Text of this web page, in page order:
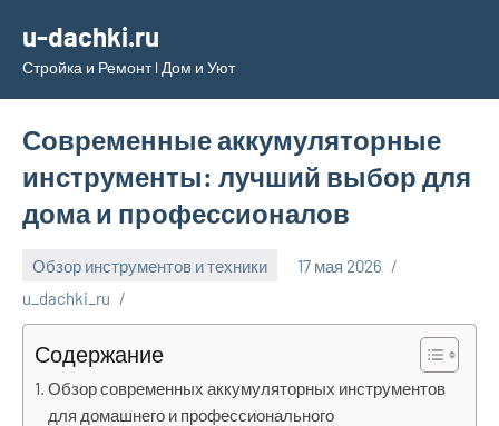
содержимому
u-dachki.ru
Стройка и Ремонт l Дом и Уют
Современные аккумуляторные
инструменты: лучший выбор для
дома и профессионалов
Обзор инструментов и техники
17 мая 2026
u_dachki_ru
Содержание
Обзор современных аккумуляторных инструментов
для домашнего и профессионального